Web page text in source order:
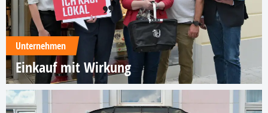
Unternehmen
Einkauf mit Wirkung